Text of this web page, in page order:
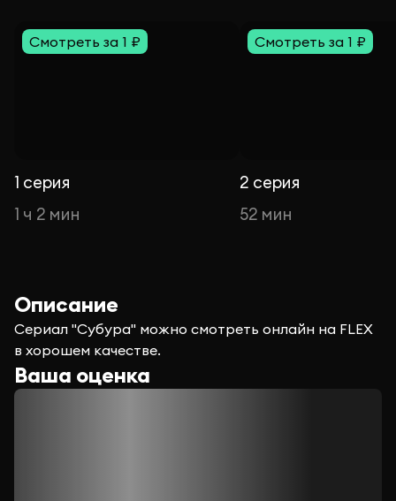
Смотреть за 1 ₽
1 серия
1 ч 2 мин
Смотреть за 1 ₽
2 серия
52 мин
Описание
Сериал "Субура" можно смотреть онлайн на FLEX
в хорошем качестве.
Ваша оценка